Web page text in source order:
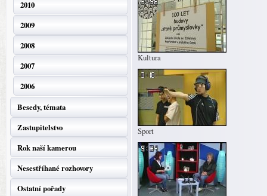
2010
2009
2008
2007
2006
Besedy, témata
Zastupitelstvo
Rok naší kamerou
Nesestříhané rozhovory
Ostatní pořady
Kultura
Sport